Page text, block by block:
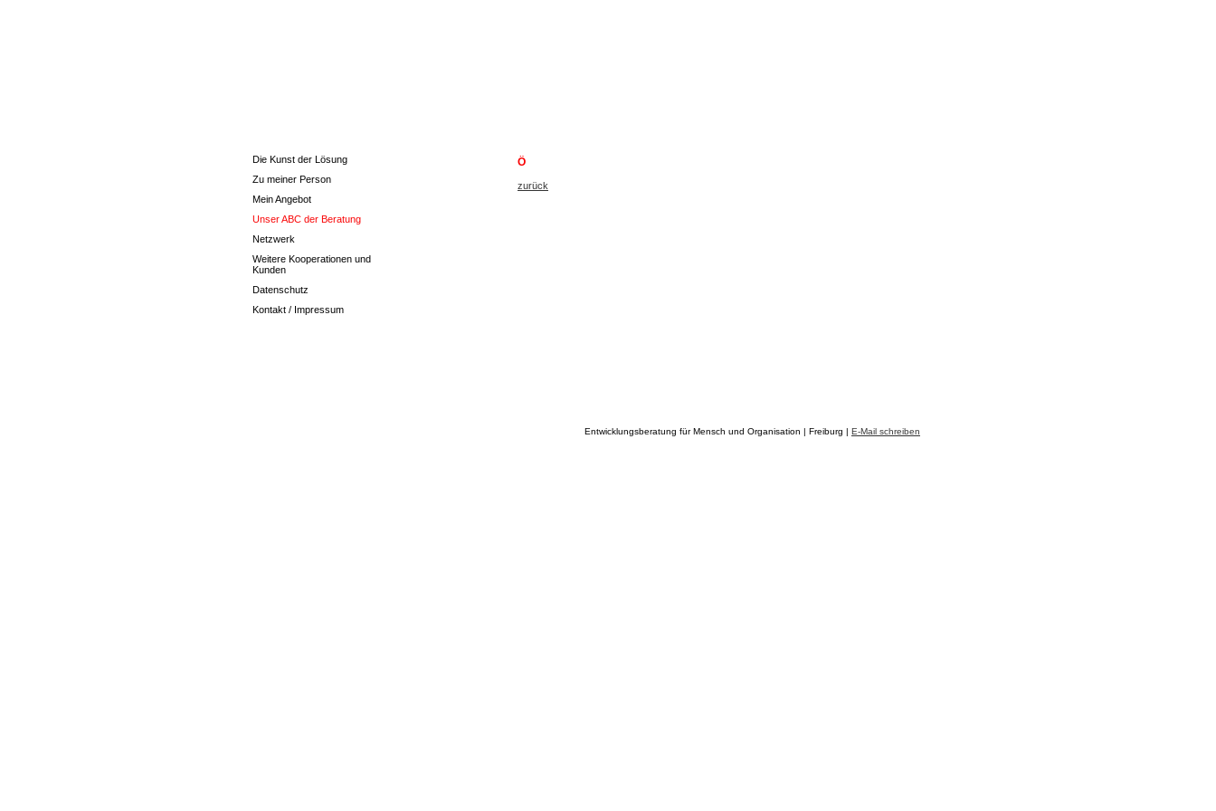
Die Kunst der Lösung
Zu meiner Person
Mein Angebot
Unser ABC der Beratung
Netzwerk
Weitere Kooperationen und
Kunden
Datenschutz
Kontakt / Impressum
Ö
zurück
Entwicklungsberatung für Mensch und Organisation | Freiburg | E-Mail schreiben